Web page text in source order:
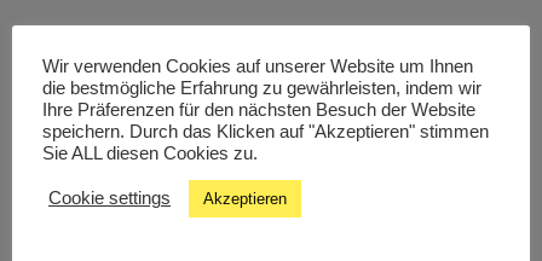
Livestream
Studiochat
Wir verwenden Cookies auf unserer Website um Ihnen
die bestmögliche Erfahrung zu gewährleisten, indem wir
Ihre Präferenzen für den nächsten Besuch der Website
speichern. Durch das Klicken auf "Akzeptieren" stimmen
Sie ALL diesen Cookies zu.
Cookie settings Akzeptieren